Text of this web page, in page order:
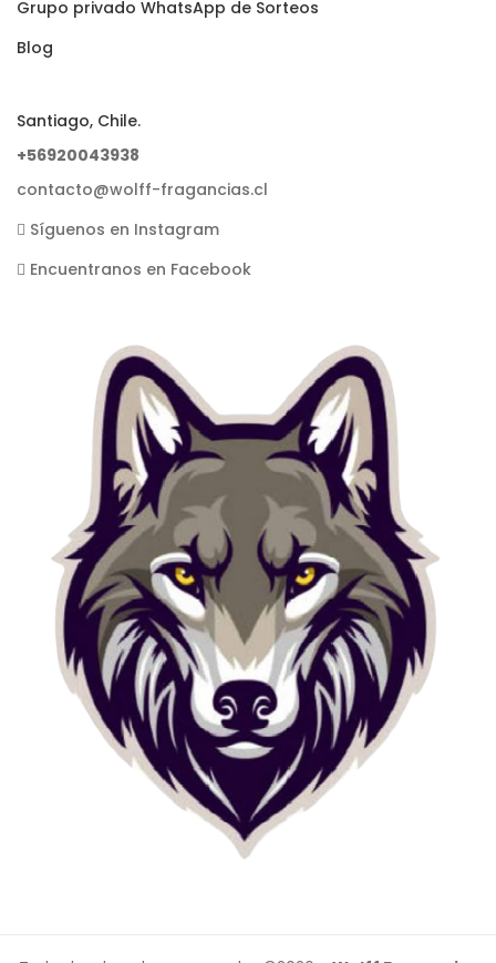
Grupo privado WhatsApp de Sorteos
Blog
Santiago, Chile.
+56920043938
contacto@wolff-fragancias.cl
Síguenos en Instagram
Encuentranos en Facebook